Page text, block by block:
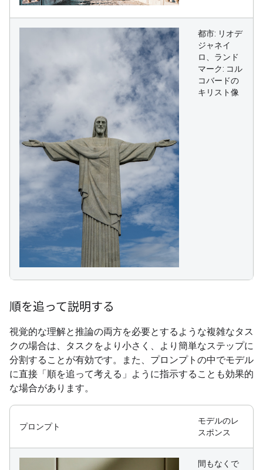
都市: リオデ
ジャネイ
ロ、ランド
マーク: コル
コバードの
キリスト像
順を追って説明する
視覚的な理解と推論の両方を必要とするような複雑なタス
クの場合は、タスクをより小さく、より簡単なステップに
分割することが有効です。また、プロンプトの中でモデル
に直接「順を追って考える」ように指示することも効果的
な場合があります。
プロンプト
モデルのレ
スポンス
間もなくで